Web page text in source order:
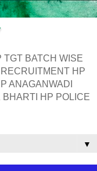
TGT BATCH WISE
HP
ANAGANWADI
HP POLICE
▼